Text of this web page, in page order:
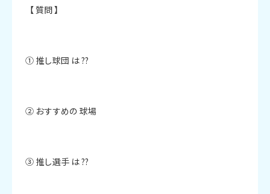
【 質問 】
① 推し球団 は ??
② おすすめの 球場
③ 推し選手 は ??